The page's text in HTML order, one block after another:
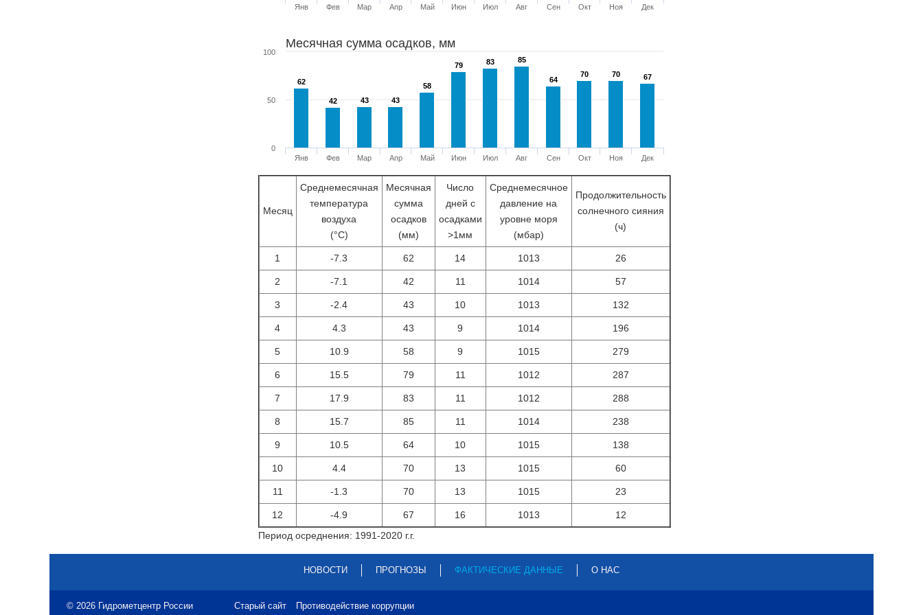
Янв Фев Мар Апр Май Июн Июл Авг Сен Окт Ноя Дек
Месячная сумма осадков, мм
62
62
42
42 43
43 43
43
58
58
79
79 83
83 85
85
64
64
70
70 70
70 67
67
Янв Фев Мар Апр Май Июн Июл Авг Сен Окт Ноя Дек
0
50
100
Месяц
Среднемесячная
температура
воздуха
(°С)
Месячная
сумма
осадков
(мм)
Число
дней с
осадками
>1мм
Среднемесячное
давление на
уровне моря
(мбар)
Продолжительность
солнечного сияния
(ч)
1 -7.3 62 14 1013 26
2 -7.1 42 11 1014 57
3 -2.4 43 10 1013 132
4 4.3 43 9 1014 196
5 10.9 58 9 1015 279
6 15.5 79 11 1012 287
7 17.9 83 11 1012 288
8 15.7 85 11 1014 238
9 10.5 64 10 1015 138
10 4.4 70 13 1015 60
11 -1.3 70 13 1015 23
12 -4.9 67 16 1013
12
Период осреднения: 1991-2020 г.г.
НОВОСТИ ПРОГНОЗЫ ФАКТИЧЕСКИЕ ДАННЫЕ О НАС
© 2026 Гидрометцентр России Старый сайт Противодействие коррупции